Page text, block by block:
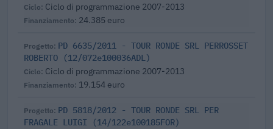
Ciclo di programmazione 2007-2013
24.385 euro
PD 6635/2011 - TOUR RONDE SRL PERROSSET
ROBERTO (12/072e100036ADL)
Ciclo di programmazione 2007-2013
19.154 euro
PD 5818/2012 - TOUR RONDE SRL PER
FRAGALE LUIGI (14/122e100185FOR)